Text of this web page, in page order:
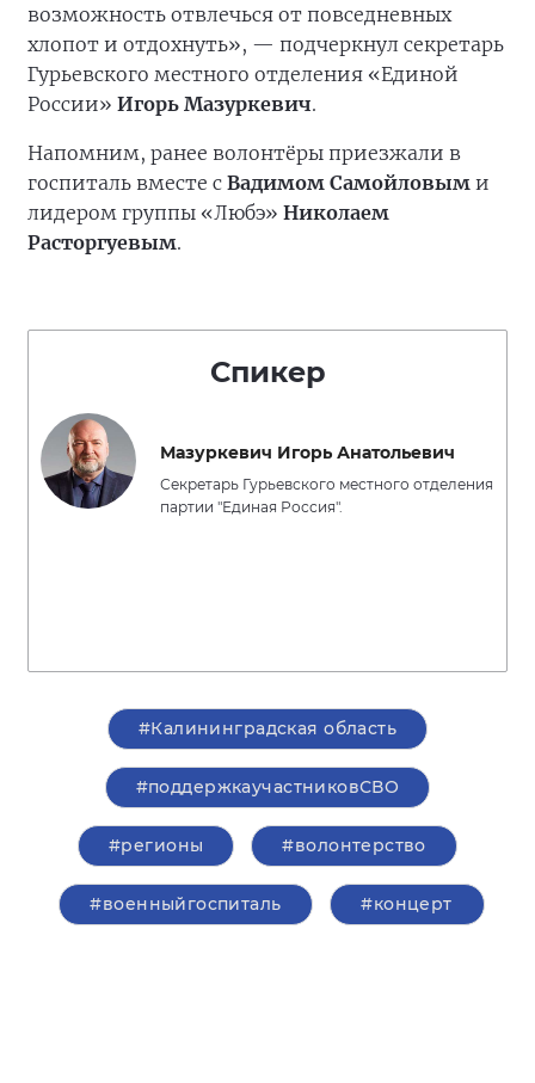
возможность отвлечься от повседневных
хлопот и отдохнуть», — подчеркнул секретарь
Гурьевского местного отделения «Единой
России» Игорь Мазуркевич.
Напомним, ранее волонтёры приезжали в
госпиталь вместе с Вадимом Самойловым и
лидером группы «Любэ» Николаем
Расторгуевым.
Спикер
Мазуркевич Игорь Анатольевич
Секретарь Гурьевского местного отделения
партии "Единая Россия".
#Калининградская область
#поддержкаучастниковСВО
#регионы #волонтерство
#военныйгоспиталь #концерт